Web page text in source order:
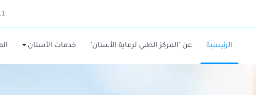
الرئيسية عن "المركز الطبي لرعاية الأسنان" خدمات الأسنان